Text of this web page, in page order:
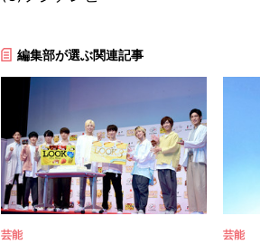
編集部が選ぶ関連記事
芸能 芸能